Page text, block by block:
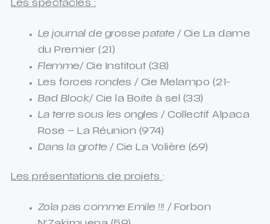
Les spectacles :
Le journal de grosse patate / Cie La dame
du Premier (21)
Flemme/ Cie Institout (38)
Les forces rondes / Cie Melampo (21-
Bad Block/Cie la Boite à sel
(33)
La terre sous les ongles /Collectif Alpaca
Rose – La Réunion (974)
Dans la grotte /Cie La Volière (69)
Les présentations de projets :
Zola pas comme Emile !!! / Forbon